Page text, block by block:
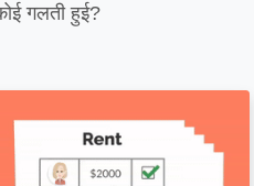
गलती हुई?